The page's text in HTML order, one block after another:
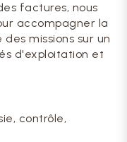
factures, nous
accompagner la
missions sur un
d'exploitation et
contrôle,